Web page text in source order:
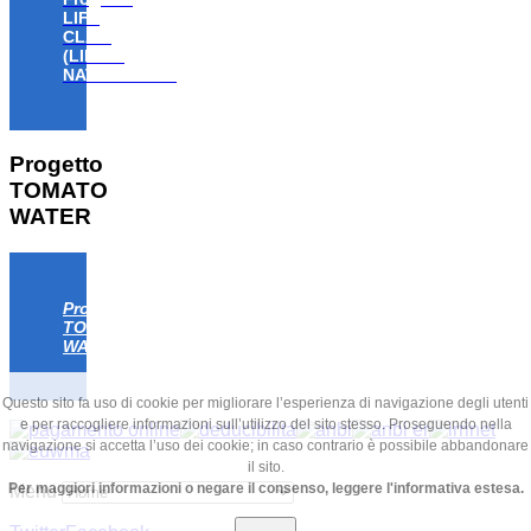
LIFE
CLAW
(LIFE18
NAT/IT/000806)
Progetto
TOMATO
WATER
Progetto
TOMATO
WATER
Menu
Questo sito fa uso di cookie per migliorare l’esperienza di navigazione degli utenti
e per raccogliere informazioni sull’utilizzo del sito stesso. Proseguendo nella
navigazione si accetta l’uso dei cookie; in caso contrario è possibile abbandonare
il sito.
Per maggiori informazioni o negare il consenso, leggere l'informativa estesa.